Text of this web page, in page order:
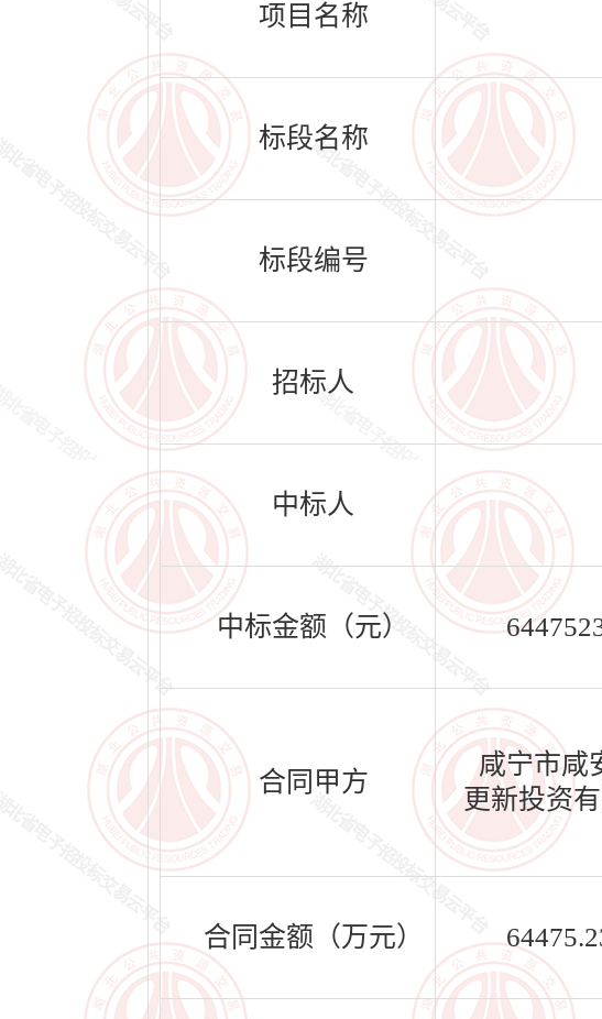
项目名称
标段名称
标段编号
招标人
中标人
中标金额（元）
合同甲方
咸宁市咸
更新投资
合同金额（万元）